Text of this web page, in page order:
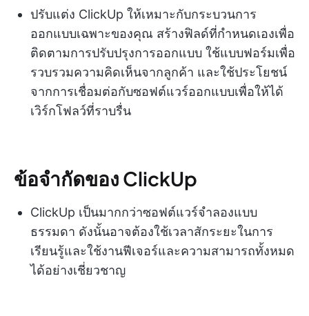
ปรับแต่ง ClickUp ให้เหมาะกับกระบวนการ
ออกแบบเฉพาะของคุณ สร้างฟิลด์ที่กำหนดเองเพื่อ
ติดตามการปรับปรุงการออกแบบ ใช้แบบฟอร์มเพื่อ
รวบรวมความคิดเห็นจากลูกค้า และใช้ประโยชน์
จากการเชื่อมต่อกับซอฟต์แวร์ออกแบบเพื่อให้ได้
เวิร์กโฟลว์ที่ราบรื่น
ข้อจำกัดของ ClickUp
ClickUp เป็นมากกว่าซอฟต์แวร์จำลองแบบ
ธรรมดา ดังนั้นอาจต้องใช้เวลาสักระยะในการ
เรียนรู้และใช้งานฟีเจอร์และความสามารถทั้งหมด
ได้อย่างเชี่ยวชาญ